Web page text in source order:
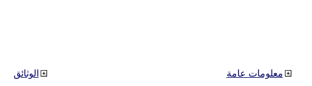
الوثائق
معلومات عامة